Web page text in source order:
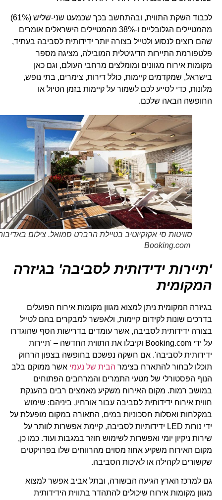
לכבוד השקת התווית, ובהתחשב בכך שכמעט שני-שליש (61%)
מהמטיילים הגלובליים ו-38% מהמטיילים הישראלים אומרים
שהם רוצים לנסוע ולטייל בצורה יותר ידידותית לסביבה בעתיד,
פלטפורמת התיירות הדיגיטלית המובילה, מציגה מספר
מקומות אירוח מגוונים ומומלצים מרחבי העולם, וגם כאן
בישראל, שמקדמים קיימות, כולל דירות, צימרים, בתי נופש,
מלונות, כדי לסייע לכם לשמור על קיימות בזמן הטיול או
החופשה הבאה שלכם.
סוויטות סי אקזקיוטיב בטיילת הרברט סמואל. צילום באדיבות
'תיירות ידידותית לסביבה'בגיזרה
המקומית
בגיזרה המקומית ניתן למצוא מגוון מקומות אירוח הפועלים
בדרכים שונות לקידום קיימות, ולאפשר למבקרים בהם לטייל
בצורה ידידותית לסביבה, אשר עומדים בדרישות הסף שהוגדרו
על ידי Booking.com וקיבלו את התווית החדשה – 'תיירות
ידידותית לסביבה'. אם חשקה נפשכם בחופשה בצפון הרחוק
תוכלו לבחור להתארח בצימרהבית של נעמיאשר ממוקם בלב
הנוף הפסטורלי של מטעי התמרים והמרחבים הפתוחים
במושב רמות. מקום האירוח משקיע מאמצים רבים בהענקת
חווית אירוח ידידותית לסביבה עבור אורחיו, ביניהם: שימוש
במקלחות ואסלות חסכוניות במים, התאורה במקום מופעלת על
ידי נורות LED ידידותיות לסביבה, קיימת אפשרות לוותר על
שירות ניקיון יומי ואפשרות לשימוש חוזר במגבות ועוד. כמו כן,
מקום האירוח משקיע אחוז מסוים מהרווחים שלו בפרויקטים
שקשורים לקהילה או לאיכות הסביבה.
גם למרכז הארץ הגיעה הבשורה, ובתל אביב אפשר למצוא
מגוון מקומות אירוח שיכולים להתהדר בתווית הידידותית